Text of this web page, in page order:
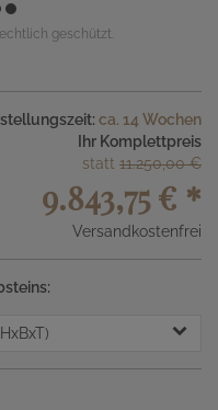
geschützt.
ca. 14 Wochen
Ihr Komplettpreis
statt 11.250,00 €
9.843,75 € *
Versandkostenfrei